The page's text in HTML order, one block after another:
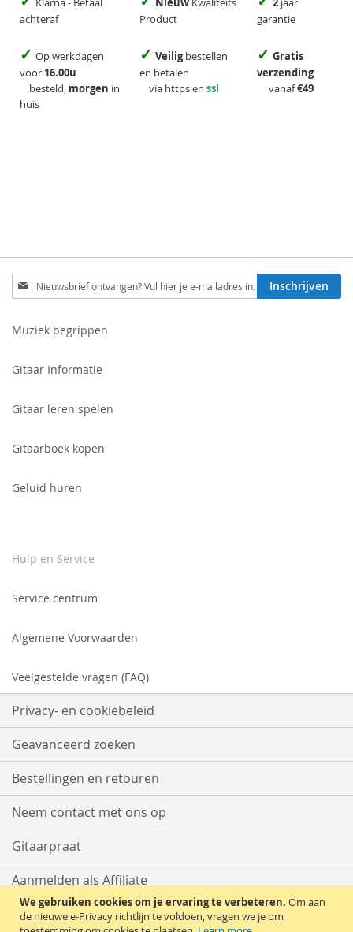
We gebruiken cookies om je ervaring te verbeteren. Om aan
de nieuwe e-Privacy richtlijn te voldoen, vragen we je om
achteraf
Product
garantie
✓ Op werkdagen
voor 16.00u
besteld, morgen in
huis
✓ Veiligbestellen
en betalen
via https en ssl
✓ Gratis
verzending
vanaf€49
Schrijf
je
voor
Inschrijven
Muziek begrippen
Gitaar Informatie
Gitaar leren spelen
Gitaarboek kopen
Geluid huren
Hulp en Service
Service centrum
Algemene Voorwaarden
Veelgestelde vragen (FAQ)
Privacy- en cookiebeleid
Geavanceerd zoeken
Bestellingen en retouren
Neem contact met ons op
Gitaarpraat
Aanmelden als Affiliate
Start met Verkopen